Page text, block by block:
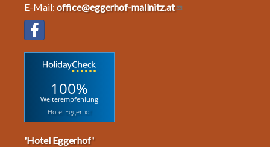
E-Mail: office@eggerhof-mallnitz.at
100%
Weiterempfehlung
Hotel Eggerhof
'Hotel Eggerhof'